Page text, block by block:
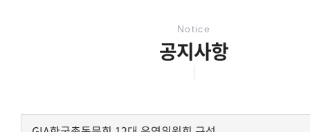
Notice
공지사항